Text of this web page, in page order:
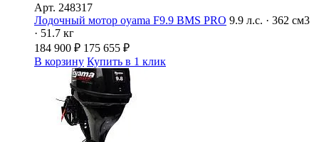
Арт. 248317
Лодочный мотор oyama F9.9 BMS PRO 9.9 л.с. · 362 см3
· 51.7 кг
184 900 ₽ 175 655 ₽
В корзину Купить в 1 клик